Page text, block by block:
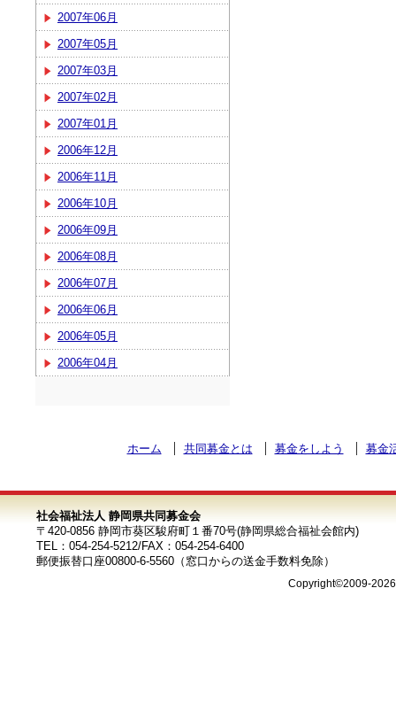
2007年06月
2007年05月
2007年03月
2007年02月
2007年01月
2006年12月
2006年11月
2006年10月
2006年09月
2006年08月
2006年07月
2006年06月
2006年05月
2006年04月
ホーム 共同募金とは 募金をしよう 募金
社会福祉法人 静岡県共同募金会
〒420-0856 静岡市葵区駿府町１番70号(静岡県総合福祉会館内)
TEL：054-254-5212/FAX：054-254-6400
郵便振替口座00800-6-5560（窓口からの送金手数料免除）
Copyright©2009-